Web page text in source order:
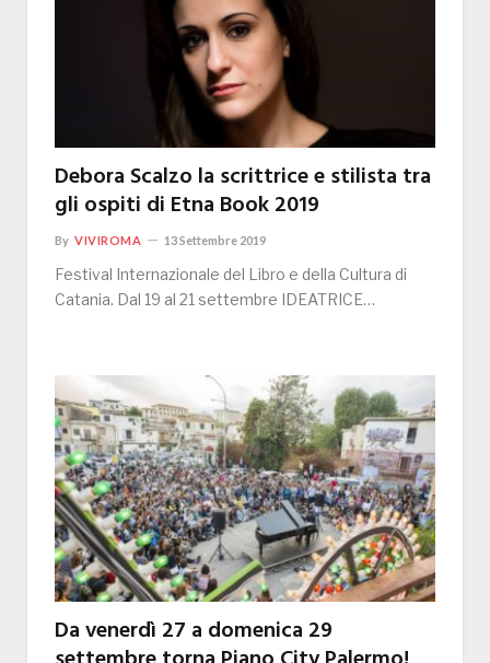
Debora Scalzo la scrittrice e stilista tra
gli ospiti di Etna Book 2019
By VIVIROMA 13 Settembre 2019
Festival Internazionale del Libro e della Cultura di
Catania. Dal 19 al 21 settembre IDEATRICE…
Da venerdì 27 a domenica 29